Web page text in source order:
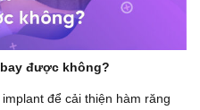
được không?
để cải thiện hàm răng